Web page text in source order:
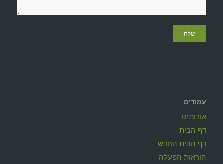
עמודים
אודותינו
דף הבית
דף הבית החדש
הוראות הפעלה